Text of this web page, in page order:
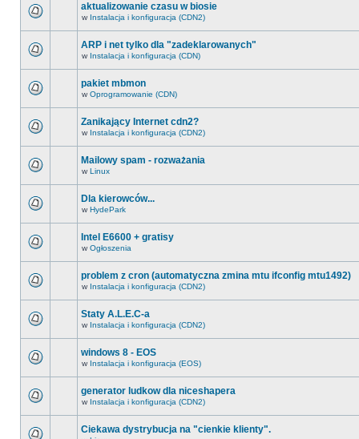
aktualizowanie czasu w biosie
w Instalacja i konfiguracja (CDN2)
ARP i net tylko dla "zadeklarowanych"
w Instalacja i konfiguracja (CDN)
pakiet mbmon
w Oprogramowanie (CDN)
Zanikający Internet cdn2?
w Instalacja i konfiguracja (CDN2)
Mailowy spam - rozważania
w Linux
Dla kierowców...
w HydePark
Intel E6600 + gratisy
w Ogłoszenia
problem z cron (automatyczna zmina mtu ifconfig mtu1492)
w Instalacja i konfiguracja (CDN2)
Staty A.L.E.C-a
w Instalacja i konfiguracja (CDN2)
windows 8 - EOS
w Instalacja i konfiguracja (EOS)
generator ludkow dla niceshapera
w Instalacja i konfiguracja (CDN2)
Ciekawa dystrybucja na "cienkie klienty".